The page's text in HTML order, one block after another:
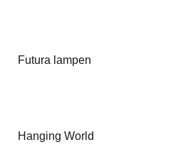
Futura lampen
Hanging World